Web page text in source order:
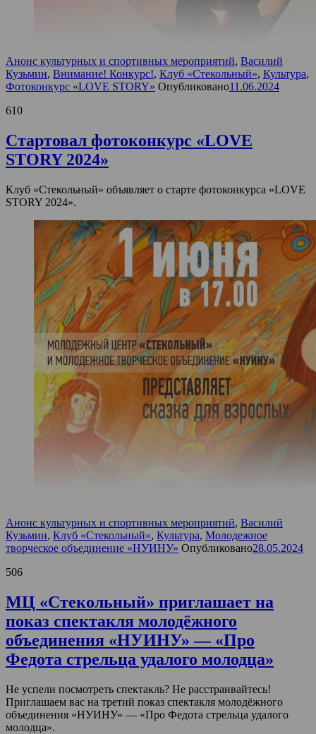
Анонс культурных и спортивных мероприятий, Василий
Кузьмин, Внимание! Конкурс!, Клуб «Стекольный», Культура,
Фотоконкурс «LOVE STORY» Опубликовано11.06.2024
610
Стартовал фотоконкурс «LOVE
STORY 2024»
Клуб «Стекольный» объявляет о старте фотоконкурса «LOVE
STORY 2024».
Анонс культурных и спортивных мероприятий, Василий
Кузьмин, Клуб «Стекольный», Культура, Молодежное
творческое объединение «НУИНУ» Опубликовано28.05.2024
506
МЦ «Стекольный» приглашает на
показ спектакля молодёжного
объединения «НУИНУ» — «Про
Федота стрельца удалого молодца»
Не успели посмотреть спектакль? Не расстраивайтесь!
Приглашаем вас на третий показ спектакля молодёжного
объединения «НУИНУ» — «Про Федота стрельца удалого
молодца».